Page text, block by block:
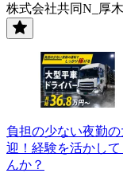
株式会社共同N_厚
負担の少ない夜勤
迎！経験を活かし
んか？